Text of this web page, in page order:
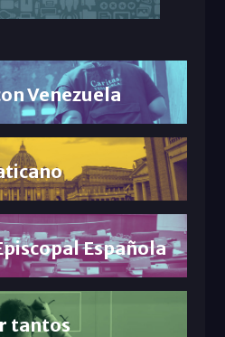
Venezuela
Española
tantos